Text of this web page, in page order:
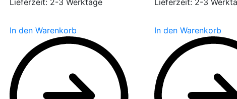
In den Warenkorb In den Warenkorb